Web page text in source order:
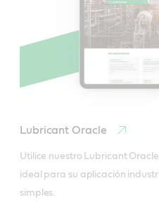
Lubricant Oracle
Utilice nuestro Lubricant
ideal para su aplicación
simples.